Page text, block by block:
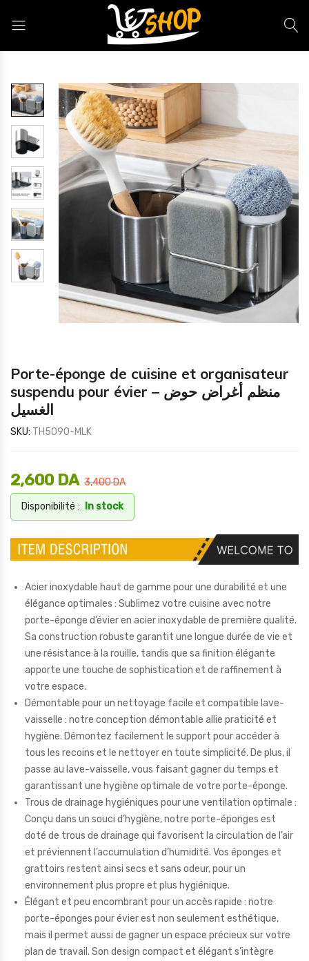
Porte-éponge de cuisine et organisateur
suspendu pour évier – منظم أغراض حوض
الغسيل
SKU: TH5090-MLK
3,400DA
2,600 DA
Disponibilité : In stock
Acier inoxydable haut de gamme pour une durabilité et une
élégance optimales : Sublimez votre cuisine avec notre
porte-éponge d’évier en acier inoxydable de première qualité.
Sa construction robuste garantit une longue durée de vie et
une résistance à la rouille, tandis que sa finition élégante
apporte une touche de sophistication et de raffinement à
votre espace.
Démontable pour un nettoyage facile et compatible lave-
vaisselle : notre conception démontable allie praticité et
hygiène. Démontez facilement le support pour accéder à
tous les recoins et le nettoyer en toute simplicité. De plus, il
passe au lave-vaisselle, vous faisant gagner du temps et
garantissant une hygiène optimale de votre porte-éponge.
Trous de drainage hygiéniques pour une ventilation optimale :
Conçu dans un souci d’hygiène, notre porte-éponges est
doté de trous de drainage qui favorisent la circulation de l’air
et préviennent l’accumulation d’humidité. Vos éponges et
grattoirs restent ainsi secs et sans odeur, pour un
environnement plus propre et plus hygiénique.
Élégant et peu encombrant pour un accès rapide : notre
porte-éponges pour évier est non seulement esthétique,
mais il permet aussi de gagner un espace précieux sur votre
plan de travail. Son design compact et élégant s’intègre